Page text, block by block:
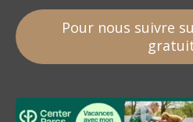
Pour nous suivre